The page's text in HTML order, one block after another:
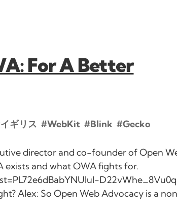
For A Better
ギリス #WebKit #Blink #Gecko
director and co-founder of Open
and what OWA fights for.
Alex: So Open Web Advocacy is a